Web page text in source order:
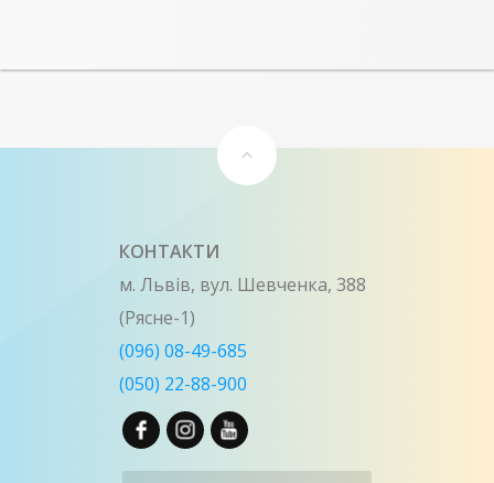
КОНТАКТИ
м. Львів, вул. Шевченка, 388
(Рясне-1)
(096) 08-49-685
(050) 22-88-900